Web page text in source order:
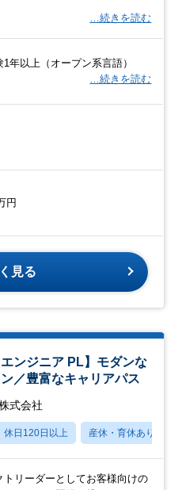
…続きを読む
年以上（オープン系言語）
…続きを読む
円
見る
ンジニア PL】モダンな
／豊富なキャリアパス
式会社
休日120日以上 産休・育休あり
トリーダーとしてお客様向けの